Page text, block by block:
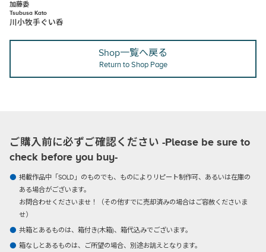
加藤委
Tsubusa Kato
川小牧手ぐい呑
Shop一覧へ戻る
Return to Shop Page
ご購入前に必ずご確認ください -Please be sure to
check before you buy-
掲載作品中「SOLD」のものでも、ものによりリピート制作可、あるいは在庫の
ある場合がございます。
お問合わせくださいませ！（その他すでに売却済みの場合はご容赦くださいま
せ）
共箱とあるものは、箱付き(木箱)、箱代込みでございます。
箱なしとあるものは、ご所望の場合、別途お誂えとなります。